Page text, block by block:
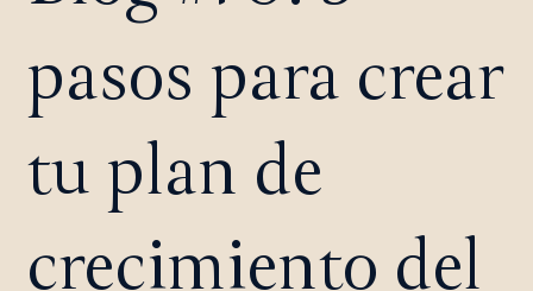
pasos para crear
tu plan de
crecimiento del